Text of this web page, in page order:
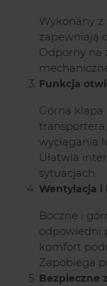
Wykonany z
zapewniają
Odporny na
Funkcja
Górna
wyciągania
Ułatwia
sytuacjach.
Wentylacja i
Boczne i
odpowiedni
komfort
Zapobiega
Bezpieczne